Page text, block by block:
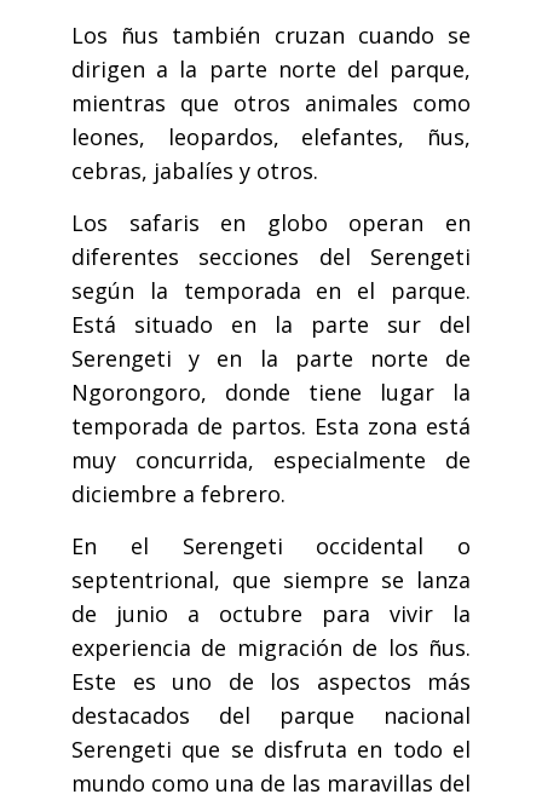
Los ñus también cruzan cuando se
dirigen a la parte norte del parque,
mientras que otros animales como
leones, leopardos, elefantes, ñus,
cebras, jabalíes y otros.
Los safaris en globo operan en
diferentes secciones del Serengeti
según la temporada en el parque.
Está situado en la parte sur del
Serengeti y en la parte norte de
Ngorongoro, donde tiene lugar la
temporada de partos. Esta zona está
muy concurrida, especialmente de
diciembre a febrero.
En el Serengeti occidental o
septentrional, que siempre se lanza
de junio a octubre para vivir la
experiencia de migración de los ñus.
Este es uno de los aspectos más
destacados del parque nacional
Serengeti que se disfruta en todo el
mundo como una de las maravillas del